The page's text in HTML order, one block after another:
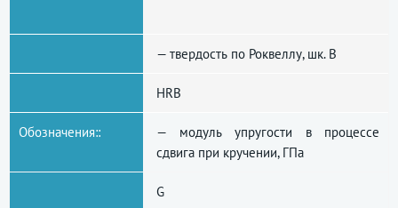
— твердость по Роквеллу, шк. В
HRB
Обозначения::
— модуль упругости в процессе
сдвига при кручении, ГПа
G